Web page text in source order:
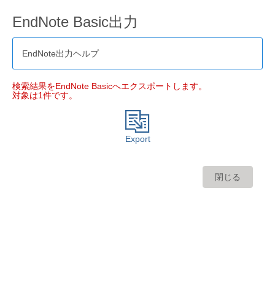
EndNote Basic出力
EndNote出力ヘルプ
検索結果をEndNote Basicへエクスポートします。
対象は1件です。
Export